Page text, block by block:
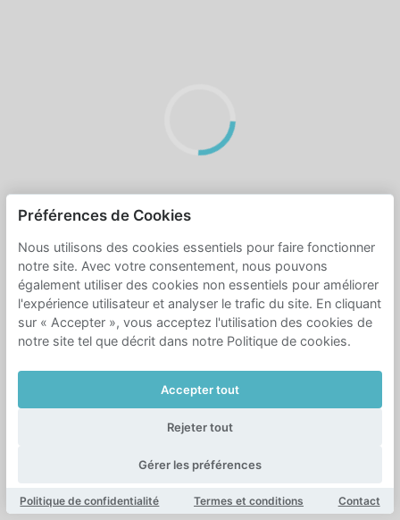
Préférences de Cookies
Nous utilisons des cookies essentiels pour faire fonctionner
notre site. Avec votre consentement, nous pouvons
également utiliser des cookies non essentiels pour améliorer
l'expérience utilisateur et analyser le trafic du site. En cliquant
sur « Accepter », vous acceptez l'utilisation des cookies de
notre site tel que décrit dans notre Politique de cookies.
Accepter tout
Rejeter tout
Gérer les préférences
Politique de confidentialité Termes et conditions Contact